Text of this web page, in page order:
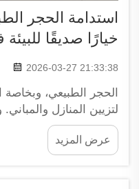
استدامة الحجر
خيارًا صديقًا للبيئة
2026-03-27 21:33:38
الحجر الطبيعي، وبخاصة
لتزيين المنازل
يدوم لفترة طويلة جدًّا
والرخام ليس جميل
للبيئة. وعندما تختار
عرض المزيد